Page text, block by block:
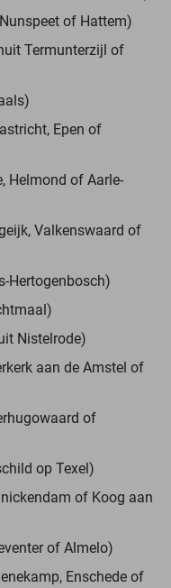
of Hattem)
Termunterzijl of
Epen of
Helmond of Aarle-
Valkenswaard of
Hertogenbosch)
Nistelrode)
aan de Amstel of
of
op Texel)
of Koog aan
of Almelo)
Enschede of